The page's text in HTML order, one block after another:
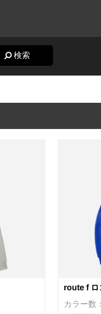
検索
route f ロ
カラー数